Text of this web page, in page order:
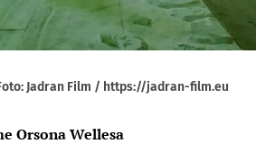
Jadran Film / https://jadran-film.eu
Orsona Wellesa